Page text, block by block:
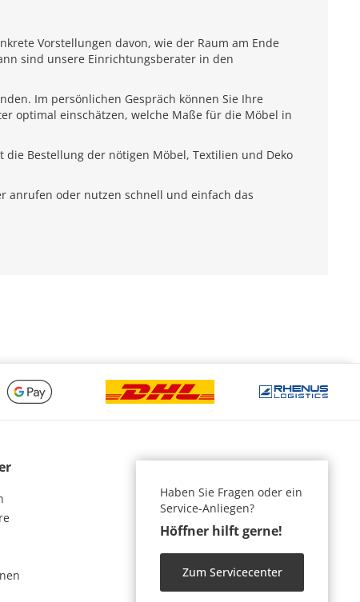
Vorstellungen davon, wie der Raum am Ende
sind unsere Einrichtungsberater in den
Im persönlichen Gespräch können Sie Ihre
optimal einschätzen, welche Maße für die Möbel in
Bestellung der nötigen Möbel, Textilien und Deko
anrufen oder nutzen schnell und einfach das
Haben Sie Fragen oder ein
Service-Anliegen?
Höffner hilft gerne!
Zum Servicecenter